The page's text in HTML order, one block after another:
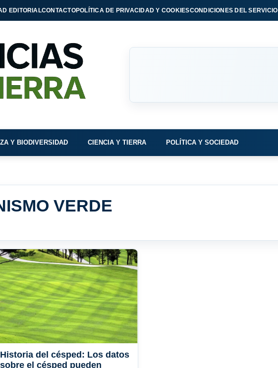
EDITORIALCONTACTOPOLÍTICA DE PRIVACIDAD Y COOKIESCONDICIONES DEL SERVICIO
Y BIODIVERSIDAD CIENCIA Y TIERRA POLÍTICA Y SOCIEDAD
VERDE
Historia del césped: Los datos
sobre el césped pueden